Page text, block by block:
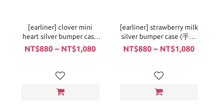
[earliner] clover mini
heart silver bumper case
(手機殼)
NT$880 ~ NT$1,080
[earliner] strawberry milk
silver bumper case (手機
殼)
NT$880 ~ NT$1,080